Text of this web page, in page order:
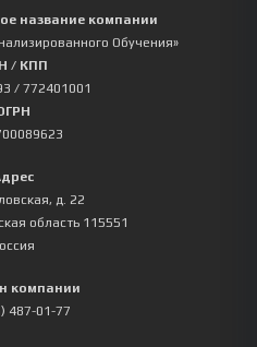
название компании
Обучения»
/ КПП
/ 772401001
д. 22
область 115551
компании
487-01-77